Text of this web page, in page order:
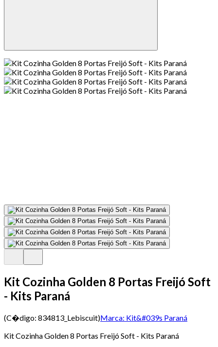
Kit Cozinha Golden 8 Portas Freijó Soft
- Kits Paraná
(C�digo: 834813_Lebiscuit)Marca: Kit&#039s Paraná
Kit Cozinha Golden 8 Portas Freijó Soft - Kits Paraná